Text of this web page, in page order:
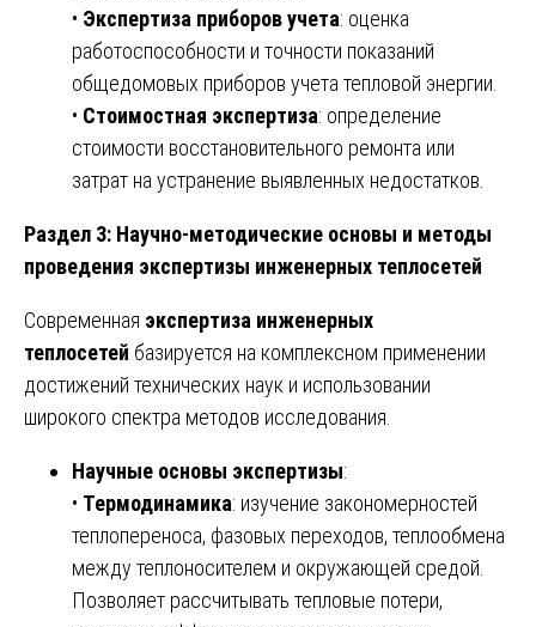
• Экспертиза приборов учета: оценка
работоспособности и точности показаний
общедомовых приборов учета тепловой энергии.
• Стоимостная экспертиза: определение
стоимости восстановительного ремонта или
затрат на устранение выявленных недостатков.
Раздел 3: Научно-методические основы и методы
проведения экспертизы инженерных теплосетей
Современная экспертиза инженерных
теплосетей базируется на комплексном применении
достижений технических наук и использовании
широкого спектра методов исследования.
Научные основы экспертизы:
• Термодинамика: изучение закономерностей
теплопереноса, фазовых переходов, теплообмена
между теплоносителем и окружающей средой.
Позволяет рассчитывать тепловые потери,